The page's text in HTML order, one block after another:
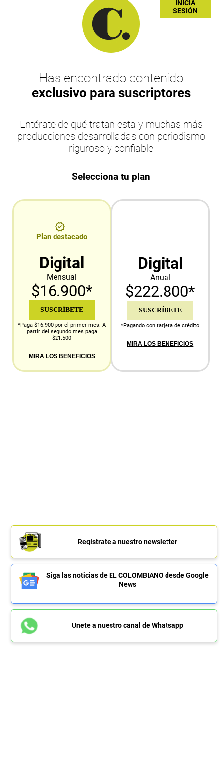
INICIA
SESIÓN
Has encontrado contenido
exclusivo para suscriptores
Entérate de qué tratan esta y muchas más
producciones desarrolladas con periodismo
riguroso y confiable
Selecciona tu plan
Plan destacado
Digital
Mensual
$16.900*
SUSCRÍBETE
*Paga $16.900 por el primer mes. A
partir del segundo mes paga
$21.500
MIRA LOS BENEFICIOS
Digital
Anual
$222.800*
SUSCRÍBETE
*Pagando con tarjeta de crédito
MIRA LOS BENEFICIOS
Regístrate a nuestro newsletter
Siga las noticias de EL COLOMBIANO desde Google
News
Únete a nuestro canal de Whatsapp